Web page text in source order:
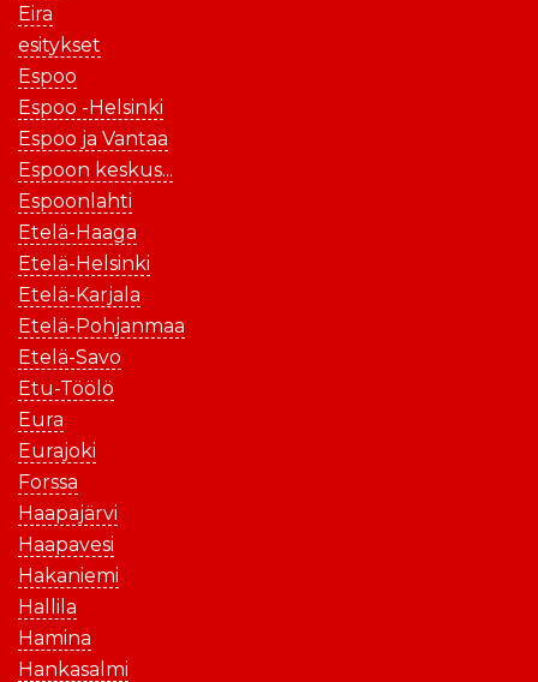
Eira
esitykset
Espoo
Espoo -Helsinki
Espoo ja Vantaa
Espoon keskus...
Espoonlahti
Etelä-Haaga
Etelä-Helsinki
Etelä-Karjala
Etelä-Pohjanmaa
Etelä-Savo
Etu-Töölö
Eura
Eurajoki
Forssa
Haapajärvi
Haapavesi
Hakaniemi
Hallila
Hamina
Hankasalmi